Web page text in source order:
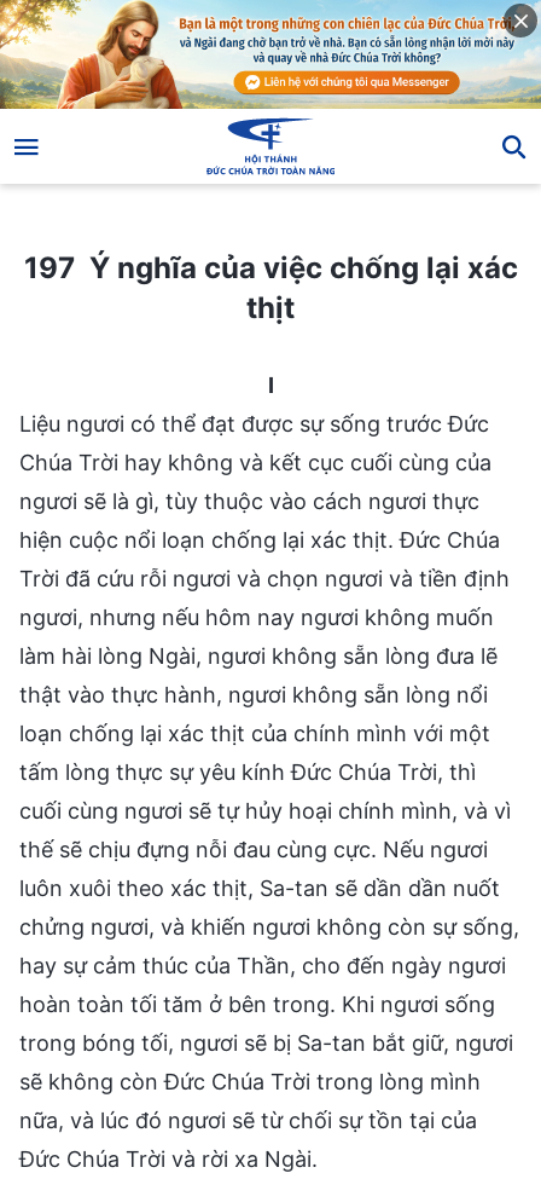
197 Ý nghĩa của việc chống lại xác thịt
197 Ý nghĩa của việc chống lại xác
thịt
I
Liệu ngươi có thể đạt được sự sống trước Đức
Chúa Trời hay không và kết cục cuối cùng của
ngươi sẽ là gì, tùy thuộc vào cách ngươi thực
hiện cuộc nổi loạn chống lại xác thịt. Đức Chúa
Trời đã cứu rỗi ngươi và chọn ngươi và tiền định
ngươi, nhưng nếu hôm nay ngươi không muốn
làm hài lòng Ngài, ngươi không sẵn lòng đưa lẽ
thật vào thực hành, ngươi không sẵn lòng nổi
loạn chống lại xác thịt của chính mình với một
tấm lòng thực sự yêu kính Đức Chúa Trời, thì
cuối cùng ngươi sẽ tự hủy hoại chính mình, và vì
thế sẽ chịu đựng nỗi đau cùng cực. Nếu ngươi
luôn xuôi theo xác thịt, Sa-tan sẽ dần dần nuốt
chửng ngươi, và khiến ngươi không còn sự sống,
hay sự cảm thúc của Thần, cho đến ngày ngươi
hoàn toàn tối tăm ở bên trong. Khi ngươi sống
trong bóng tối, ngươi sẽ bị Sa-tan bắt giữ, ngươi
sẽ không còn Đức Chúa Trời trong lòng mình
nữa, và lúc đó ngươi sẽ từ chối sự tồn tại của
Đức Chúa Trời và rời xa Ngài.